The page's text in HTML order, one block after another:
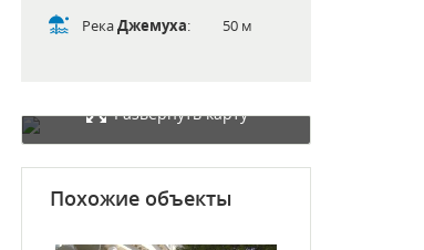
РекаДжемуха: 50 м
Развернуть карту
Похожие объекты